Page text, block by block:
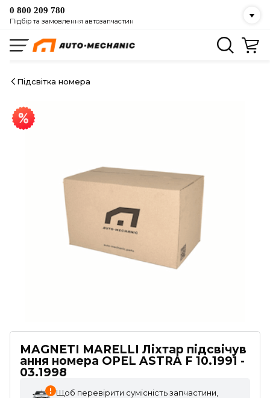
0 800 209 780
Підбір та замовлення автозапчастин
Підсвітка номера
MAGNETI MARELLI Ліхтар підсвічув
ання номера OPEL ASTRA F 10.1991 -
03.1998
Щоб перевірити сумісність запчастини,